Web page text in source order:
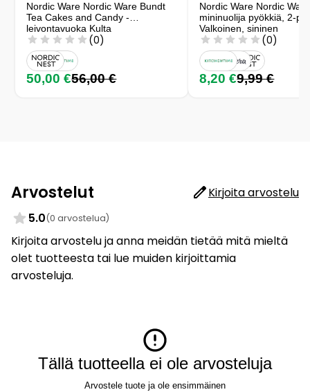
Nordic Ware Nordic Ware Bundt
Tea Cakes and Candy -
leivontavuoka Kulta
(0)
50,00 €56,00 €
Nordic Ware Nordic
mininuolija pyökkiä, 2-
Valkoinen, sininen
(0)
8,20 €9,99 €
Arvostelut
Kirjoita arvostelu
5.0(0 arvostelua)
Kirjoita arvostelu ja anna meidän tietää mitä mieltä
olet tuotteesta tai lue muiden kirjoittamia
arvosteluja.
Tällä tuotteella ei ole arvosteluja
Arvostele tuote ja ole ensimmäinen